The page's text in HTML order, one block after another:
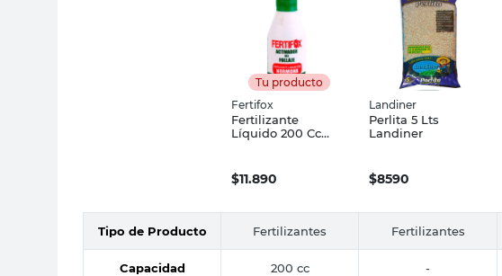
Tu producto
Fertifox
Fertilizante
Líquido 200 Cc
$11.890
Landiner
Perlita 5 Lts
Landiner
$8590
Tipo de Producto Fertilizantes Fertilizantes
Capacidad 200 cc -